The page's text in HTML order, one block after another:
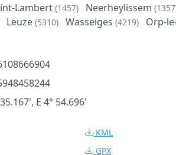
Lambert (1457) Neerheylissem
Leuze (5310) Wasseiges (4219) Orp-
E 4° 54.696'
KML
GPX